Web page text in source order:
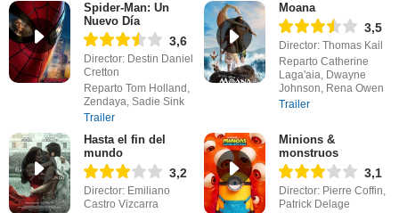
Spider-Man: Un
Nuevo Día
3,6
Director: Destin Daniel
Cretton
Reparto Tom Holland,
Zendaya, Sadie Sink
Trailer
Moana
3,5
Director: Thomas Kail
Reparto Catherine
Laga'aia, Dwayne
Johnson, Rena Owen
Trailer
Hasta el fin del
mundo
3,2
Director: Emiliano
Castro Vizcarra
Minions &
monstruos
3,1
Director: Pierre Coffin,
Patrick Delage